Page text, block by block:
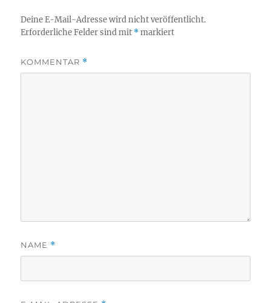
Deine E-Mail-Adresse wird nicht veröffentlicht.
Erforderliche Felder sind mit *markiert
KOMMENTAR *
NAME *